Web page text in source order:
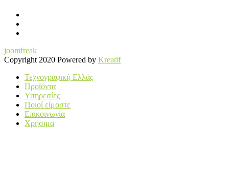
joomfreak
Copyright 2020 Powered by Kreatif
Τεχνογραφική Ελλάς
Προϊόντα
Υπηρεσίες
Ποιοί είμαστε
Επικοινωνία
Χρήσιμα